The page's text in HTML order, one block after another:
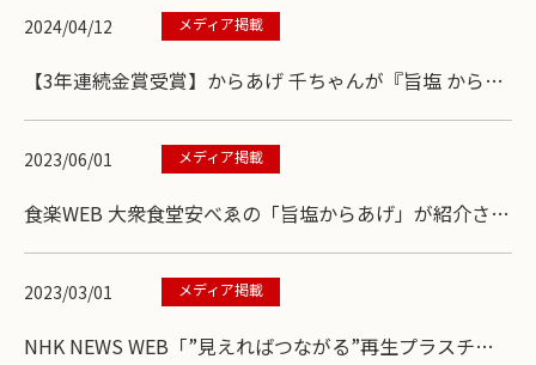
2024/04/12 メディア掲載
【3年連続金賞受賞】からあげ 千ちゃんが『旨塩 からあ
15回からあげグランプリ®＜金賞受賞＞！！
2023/06/01 メディア掲載
食楽WEB 大衆食堂安べゑの「旨塩からあげ」が紹介され
セになる人気大衆食堂の「旨塩からあげ」がウマい理
由…続きを読む
2023/03/01 メディア掲載
NHK NEWS WEB「”見えればつながる”再生プラスチッ